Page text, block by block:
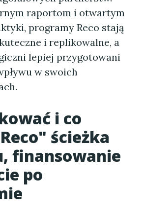
raportom i otwartym
programy Reco stają
i replikowalne, a
lepiej przygotowani
w swoich
i co
ścieżka
finansowanie
po